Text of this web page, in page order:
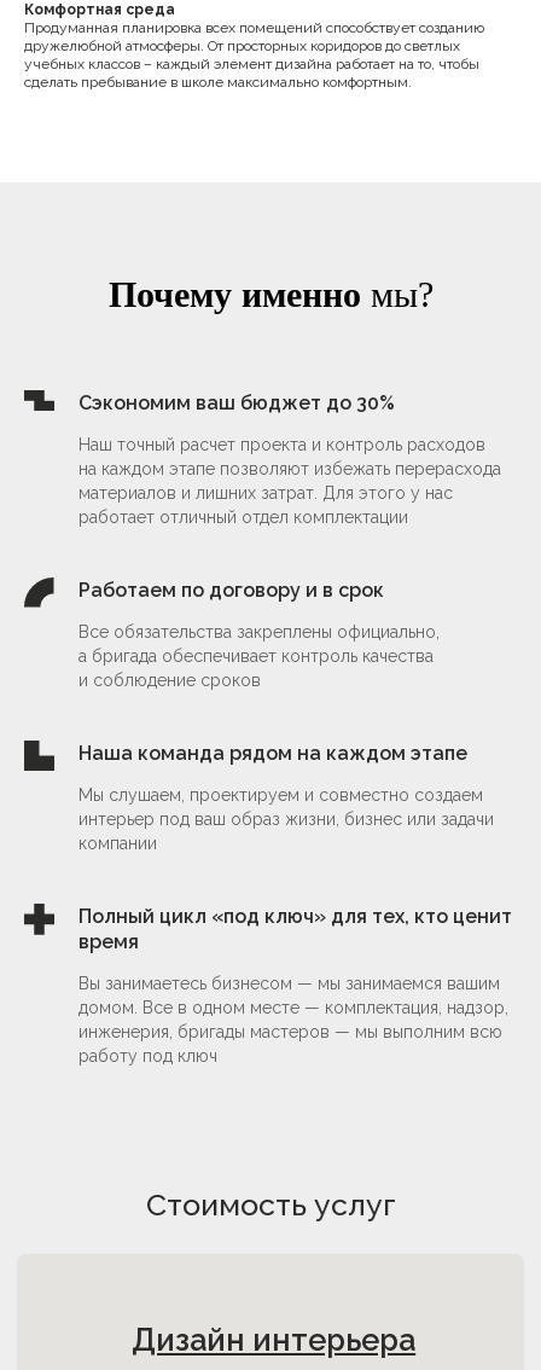
Комфортная среда
Продуманная планировка всех помещений способствует созданию
дружелюбной атмосферы. От просторных коридоров до светлых
учебных классов – каждый элемент дизайна работает на то, чтобы
сделать пребывание в школе максимально комфортным.
Почему именно мы?
Сэкономим ваш бюджет до 30%
Наш точный расчет проекта и контроль расходов
на каждом этапе позволяют избежать перерасхода
материалов и лишних затрат. Для этого у нас
работает отличный отдел комплектации
Работаем по договору и в срок
Все обязательства закреплены официально,
а бригада обеспечивает контроль качества
и соблюдение сроков
Наша команда рядом на каждом этапе
Мы слушаем, проектируем и совместно создаем
интерьер под ваш образ жизни, бизнес или задачи
компании
Полный цикл «под ключ» для тех, кто ценит
время
Вы занимаетесь бизнесом — мы занимаемся вашим
домом. Все в одном месте — комплектация, надзор,
инженерия, бригады мастеров — мы выполним всю
работу под ключ
Стоимость услуг
Планировочные решения
Архитектура
и благоустройство
обсудить проект
обсудить проект
Дизайн интерьера